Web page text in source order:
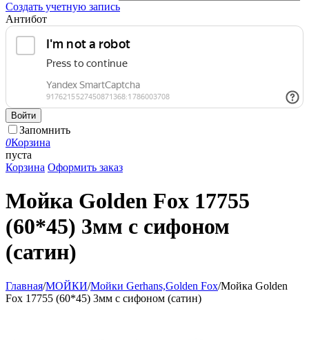
Создать учетную запись
Антибот
Войти
Запомнить
0Корзина
пуста
Корзина Оформить заказ
Мойка Golden Fox 17755
(60*45) 3мм с сифоном
(сатин)
Главная/МОЙКИ/Мойки Gerhans,Golden Fox/Мойка Golden
Fox 17755 (60*45) 3мм с сифоном (сатин)